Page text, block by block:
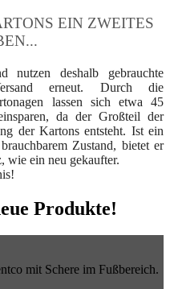
EIN ZWEITES
nutzen deshalb gebrauchte
erneut. Durch die
lassen sich etwa 45
da der Großteil der
der Kartons entsteht. Ist ein
Zustand, bietet er
wie ein neu gekaufter.
Produkte!
mit Schere im Fußbereich.